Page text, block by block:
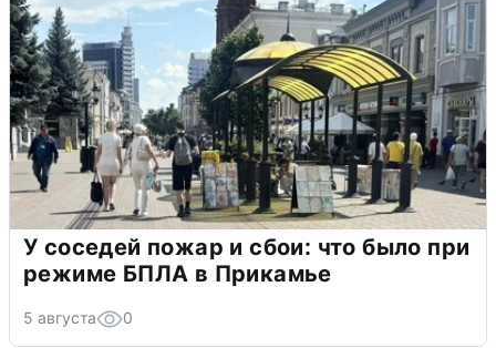
У соседей пожар и сбои: что было при
режиме БПЛА в Прикамье
5 августа 0